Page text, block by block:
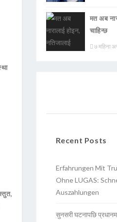
मत अब
चाहिन्छ
७ महिना
Recent Posts
Erfahrungen Mit
Ohne LUGAS:
Auszahlungen
सुनसरी घटनापछि